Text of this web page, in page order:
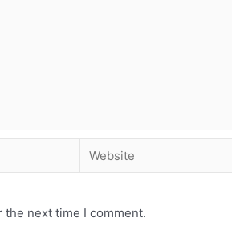
the next time I comment.